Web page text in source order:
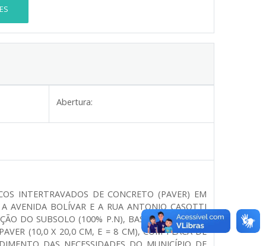
Abertura:
INTERTRAVADOS DE CONCRETO (PAVER) EM
AVENIDA BOLÍVAR E A RUA ANTONIO CASOTTI
DO SUBSOLO (100% P.N), BASE DE COLCHÃO
(10,0 X 20,0 CM, E = 8 CM), COM PLACA DE